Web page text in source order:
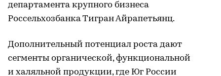
департамента крупного бизнеса
Россельхозбанка Тигран Айрапетьянц.
Дополнительный потенциал роста дают
сегменты органической, функциональной
и халяльной продукции, где Юг России